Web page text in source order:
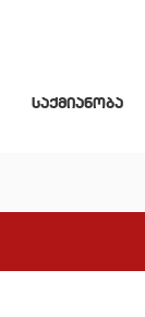
საქმიანობა